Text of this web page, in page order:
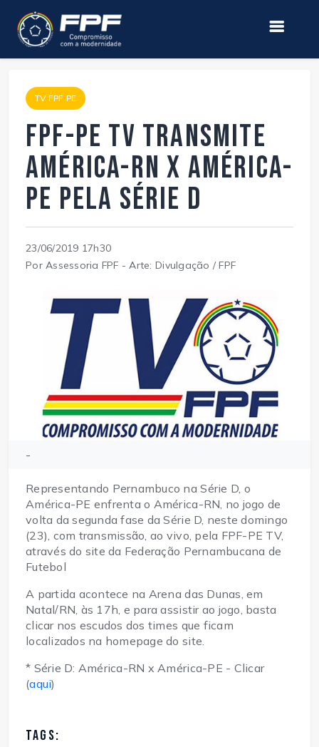
TV FPF PE
FPF-PE TV transmite
América-RN x América-
PE pela Série D
23/06/2019 17h30
Por Assessoria FPF - Arte: Divulgação / FPF
-
Representando Pernambuco na Série D, o
América-PE enfrenta o América-RN, no jogo de
volta da segunda fase da Série D, neste domingo
(23), com transmissão, ao vivo, pela FPF-PE TV,
através do site da Federação Pernambucana de
Futebol
A partida acontece na Arena das Dunas, em
Natal/RN, às 17h, e para assistir ao jogo, basta
clicar nos escudos dos times que ficam
localizados na homepage do site.
* Série D: América-RN x América-PE - Clicar
(aqui)
TAGS: